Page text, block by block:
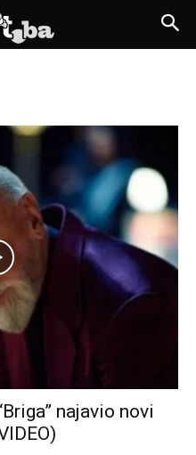
najavio novi